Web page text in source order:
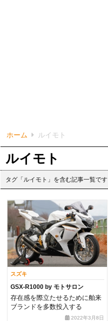
ホーム ルイモト
ルイモト
タグ「ルイモト」を含む記事一覧です
スズキ
GSX-R1000 by モトサロン
存在感を際立たせるために舶来
ブランドを多数投入する
2022年3月8日